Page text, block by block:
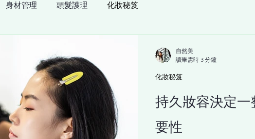
身材管理 頭髮護理 化妝秘笈
持久妝容決定
要性
化妝秘笈
自然美
讀畢需時 3 分鐘